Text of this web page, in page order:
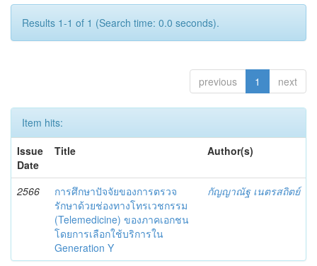
Results 1-1 of 1 (Search time: 0.0 seconds).
previous 1 next
Item hits:
Issue
Date
Title Author(s)
2566
การศึกษาปัจจัยของการตรวจ
รักษาด้วยช่องทางโทรเวชกรรม
(Telemedicine) ของภาคเอกชน
โดยการเลือกใช้บริการใน
Generation Y
กัญญาณัฐ เนตรสถิตย์